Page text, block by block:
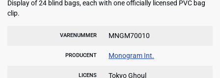
Display of 24 blind bags, each with one officially licensed PVC bag
clip.
VARENUMMER MNGM70010
PRODUCENT Monogram Int.
LICENS Tokyo Ghoul